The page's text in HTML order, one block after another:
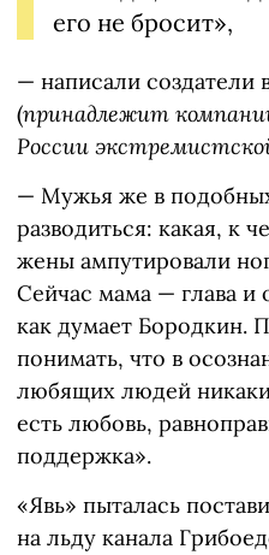
его не бросит»,
— написали создатели
(принадлежит
России
— Мужья же в
разводиться: какая, к
жены ампутировали
Сейчас мама — глава и
как думает Бородкин.
понимать, что в
любящих людей
есть любовь,
поддержка».
«Явь» пыталась
на льду канала